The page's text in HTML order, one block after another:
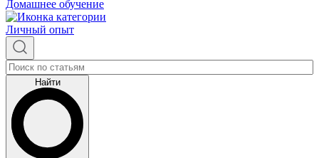
Домашнее обучение
Личный опыт
Найти